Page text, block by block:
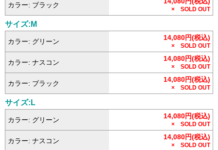
カラー: ブラック
× SOLD OUT
サイズ:M
カラー: グリーン 14,080円(税込)
× SOLD OUT
カラー: ナスコン 14,080円(税込)
× SOLD OUT
カラー: ブラック 14,080円(税込)
× SOLD OUT
サイズ:L
カラー: グリーン 14,080円(税込)
× SOLD OUT
カラー: ナスコン 14,080円(税込)
× SOLD OUT